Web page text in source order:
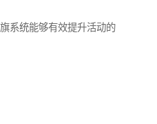
系统能够有效提升活动的